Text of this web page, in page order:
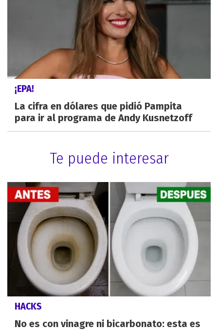
¡EPA!
La cifra en dólares que pidió Pampita
para ir al programa de Andy Kusnetzoff
Te puede interesar
HACKS
No es con vinagre ni bicarbonato: esta es